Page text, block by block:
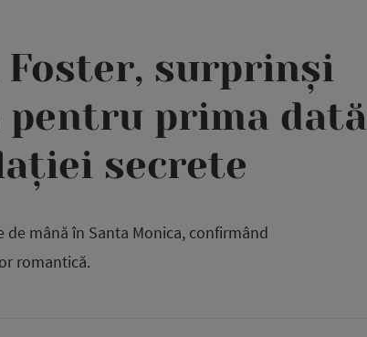
Foster, surprinși
prima dată
secrete
mână în Santa Monica, confirmând
romantică.